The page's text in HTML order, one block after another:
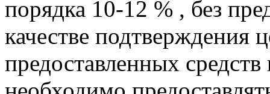
порядка 10-12 % , без
качестве подтверждения
предоставленных